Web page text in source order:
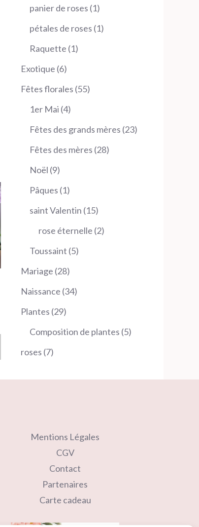
panier de roses 11
produit
pétales de roses 11
Raquette 11
Exotique 66
produits
Fêtes florales 5555
1er Mai 44
produits
Fêtes des grands mères 2323
Fêtes des mères 2828
Noël 99
produits
Pâques 11
produit
saint Valentin 1515
produits
rose éternelle 22
Toussaint 55
Mariage 2828
produits
Naissance 3434
Plantes 2929
produits
Composition de plantes 55
roses 77
Mentions Légales
CGV
Contact
Partenaires
Carte cadeau